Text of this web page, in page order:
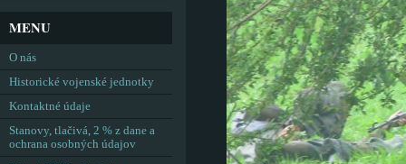
MENU
O nás
Historické vojenské jednotky
Kontaktné údaje
Stanovy, tlačivá, 2 % z dane a
ochrana osobných údajov